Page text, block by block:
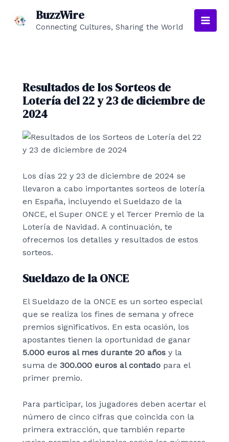
contenido
BuzzWire
Connecting Cultures, Sharing the World
Main
Resultados de los Sorteos de
Lotería del 22 y 23 de diciembre de
2024
Los días 22 y 23 de diciembre de 2024 se
llevaron a cabo importantes sorteos de lotería
en España, incluyendo el Sueldazo de la
ONCE, el Super ONCE y el Tercer Premio de la
Lotería de Navidad. A continuación, te
ofrecemos los detalles y resultados de estos
sorteos.
Sueldazo de la ONCE
El Sueldazo de la ONCE es un sorteo especial
que se realiza los fines de semana y ofrece
premios significativos. En esta ocasión, los
apostantes tienen la oportunidad de ganar
5.000 euros al mes durante 20 años y la
suma de 300.000 euros al contado para el
primer premio.
Para participar, los jugadores deben acertar el
número de cinco cifras que coincida con la
primera extracción, que también reparte